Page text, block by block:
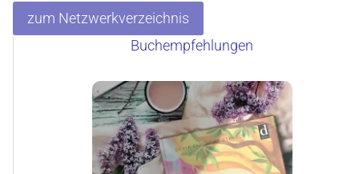
zum Netzwerkverzeichnis
Buchempfehlungen